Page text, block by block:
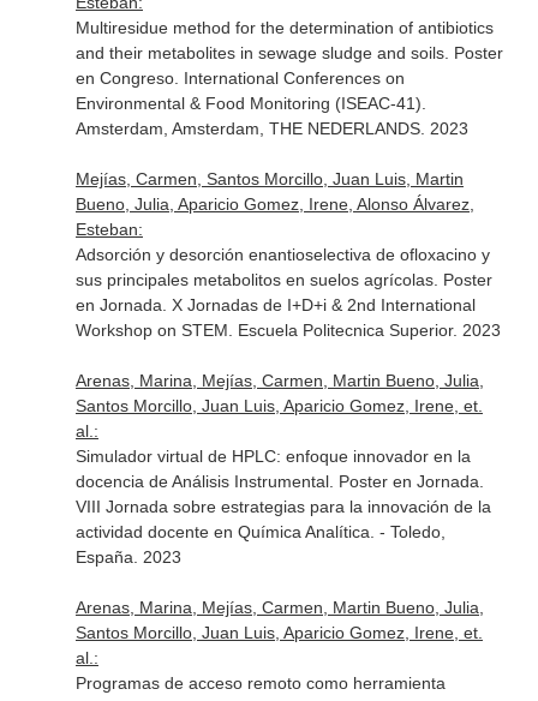
Multiresidue method for the determination of antibiotics
and their metabolites in sewage sludge and soils. Poster
en Congreso. International Conferences on
Environmental & Food Monitoring (ISEAC-41).
Amsterdam, Amsterdam, THE NEDERLANDS. 2023
Mejías, Carmen, Santos Morcillo, Juan Luis, Martin
Bueno, Julia, Aparicio Gomez, Irene, Alonso Álvarez,
Esteban:
Adsorción y desorción enantioselectiva de ofloxacino y
sus principales metabolitos en suelos agrícolas. Poster
en Jornada. X Jornadas de I+D+i & 2nd International
Workshop on STEM. Escuela Politecnica Superior. 2023
Arenas, Marina, Mejías, Carmen, Martin Bueno, Julia,
Santos Morcillo, Juan Luis, Aparicio Gomez, Irene, et.
al.:
Simulador virtual de HPLC: enfoque innovador en la
docencia de Análisis Instrumental. Poster en Jornada.
VIII Jornada sobre estrategias para la innovación de la
actividad docente en Química Analítica. - Toledo,
España. 2023
Arenas, Marina, Mejías, Carmen, Martin Bueno, Julia,
Santos Morcillo, Juan Luis, Aparicio Gomez, Irene, et.
al.:
Programas de acceso remoto como herramienta